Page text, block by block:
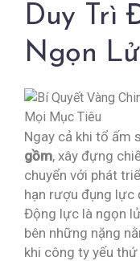
Duy Trì
Ngọn
Ngay cả khi tổ ấm
gồm, xây đựng
chuyển với phát
hạn rượu đụng lực
Động lực là ngọn
bên những nặng
khi công ty yếu